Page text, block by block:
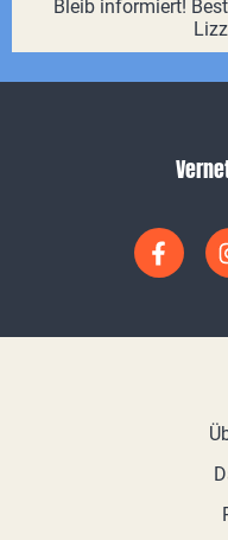
Bleib informiert!